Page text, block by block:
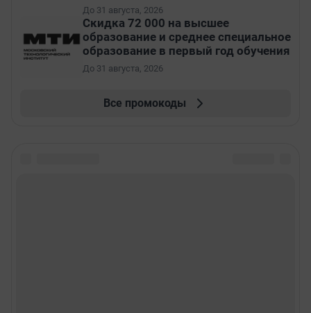
До 31 августа, 2026
Скидка 72 000 на высшее
образование и среднее специальное
образование в первый год обучения
До 31 августа, 2026
Все промокоды